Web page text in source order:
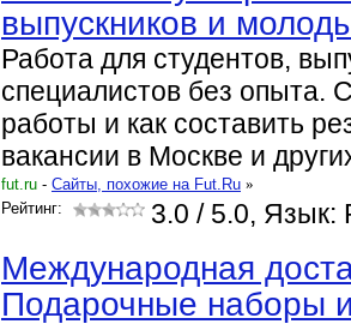
выпускников и
Работа для студентов,
специалистов без опыта.
работы и как составить
вакансии в Москве и
fut.ru - Cайты, похожие на Fut.Ru »
Рейтинг:
3.0 / 5.0, Язык:
Международная
Подарочные наборы